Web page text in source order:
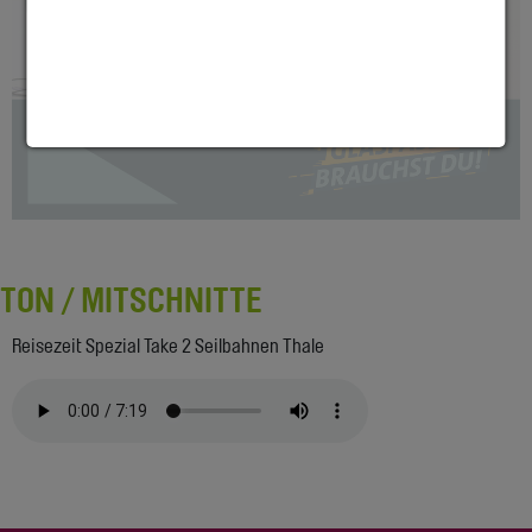
TON / MITSCHNITTE
Reisezeit Spezial Take 2 Seilbahnen Thale